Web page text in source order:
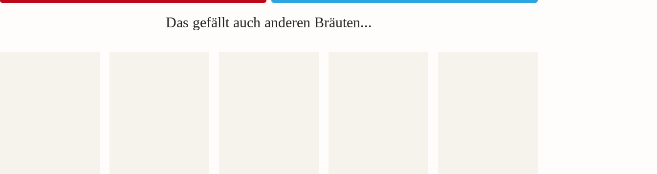
Das gefällt auch anderen Bräuten...